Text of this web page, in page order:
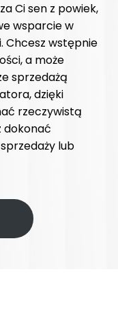
Ci sen z powiek,
wsparcie w
Chcesz wstępnie
a może
sprzedażą
dzięki
rzeczywistą
dokonać
lub